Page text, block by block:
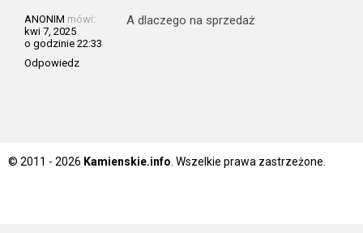
ANONIM mówi:
kwi 7, 2025
o godzinie 22:33
Odpowiedz
A dlaczego na sprzedaż
© 2011 - 2026 Kamienskie.info . Wszelkie prawa zastrzeżone.